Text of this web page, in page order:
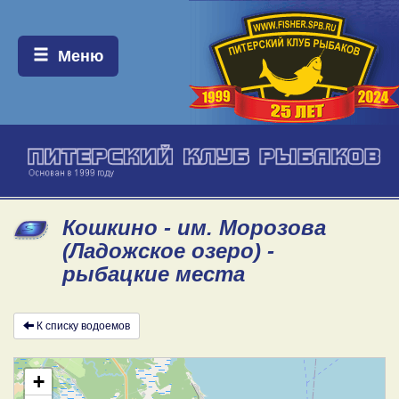
Меню:
Меню
Кошкино - им. Морозова
(Ладожское озеро) -
рыбацкие места
К списку водоемов
+